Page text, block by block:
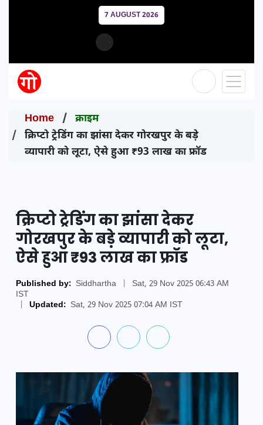
7 AUGUST 2026
Home
क्राइम
क्रिप्टो ट्रेडिंग का झांसा देकर गोरखपुर के बड़े
व्यापारी को लूटा, ऐसे हुआ ₹93 लाख का फ्रॉड
क्रिप्टो ट्रेडिंग का झांसा देकर
गोरखपुर के बड़े व्यापारी को लूटा,
ऐसे हुआ ₹93 लाख का फ्रॉड
Published by: Siddhartha
Sat, 29 Nov 2025 06:43 AM
IST
Updated: Sat, 29 Nov 2025 07:04 AM IST